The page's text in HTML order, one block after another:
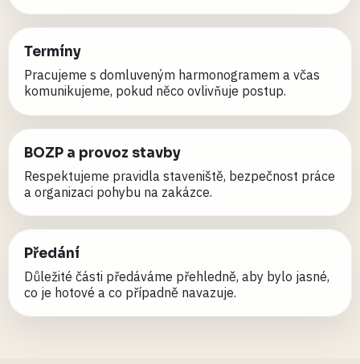
Termíny
Pracujeme s domluveným harmonogramem a včas
komunikujeme, pokud něco ovlivňuje postup.
BOZP a provoz stavby
Respektujeme pravidla staveniště, bezpečnost práce
a organizaci pohybu na zakázce.
Předání
Důležité části předáváme přehledně, aby bylo jasné,
co je hotové a co případně navazuje.